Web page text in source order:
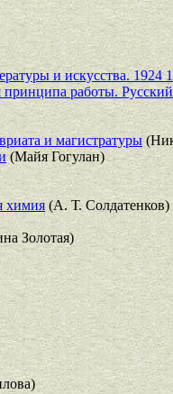
и искусства. 1924
принципа работы.
и магистратуры
(Майя Гогулан)
химия(А. Т. Солдатенков)
Золотая)